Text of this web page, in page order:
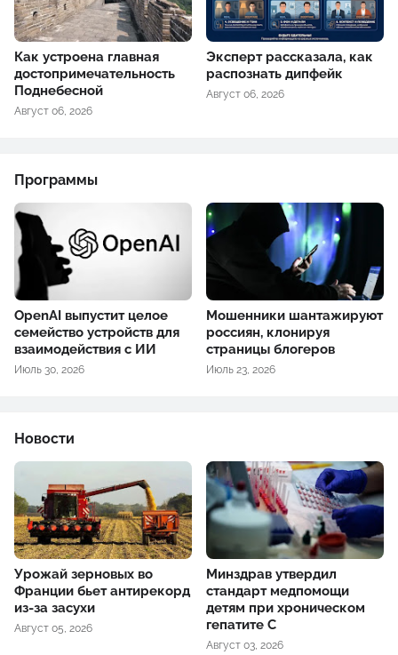
Как устроена главная
достопримечательность
Поднебесной
Август 06, 2026
Эксперт рассказала, как
распознать дипфейк
Август 06, 2026
Программы
OpenAI выпустит целое
семейство устройств для
взаимодействия с ИИ
Июль 30, 2026
Мошенники шантажируют
россиян, клонируя
страницы блогеров
Июль 23, 2026
Новости
Урожай зерновых во
Франции бьет антирекорд
из-за засухи
Август 05, 2026
Минздрав утвердил
стандарт медпомощи
детям при хроническом
гепатите С
Август 03, 2026